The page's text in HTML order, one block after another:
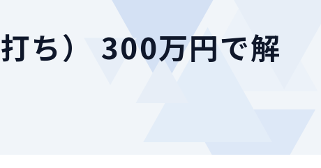
ち） 300万円で解